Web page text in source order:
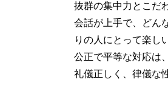
抜群の集中力とこだ
会話が上手で、どん
りの人にとって楽し
公正で平等な対応は
礼儀正しく、律儀な